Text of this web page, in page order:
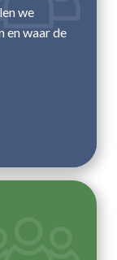
we
en waar de